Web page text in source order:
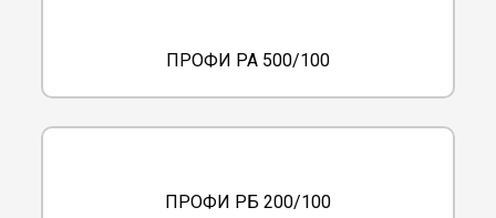
ПРОФИ РА 500/100
ПРОФИ РБ 200/100